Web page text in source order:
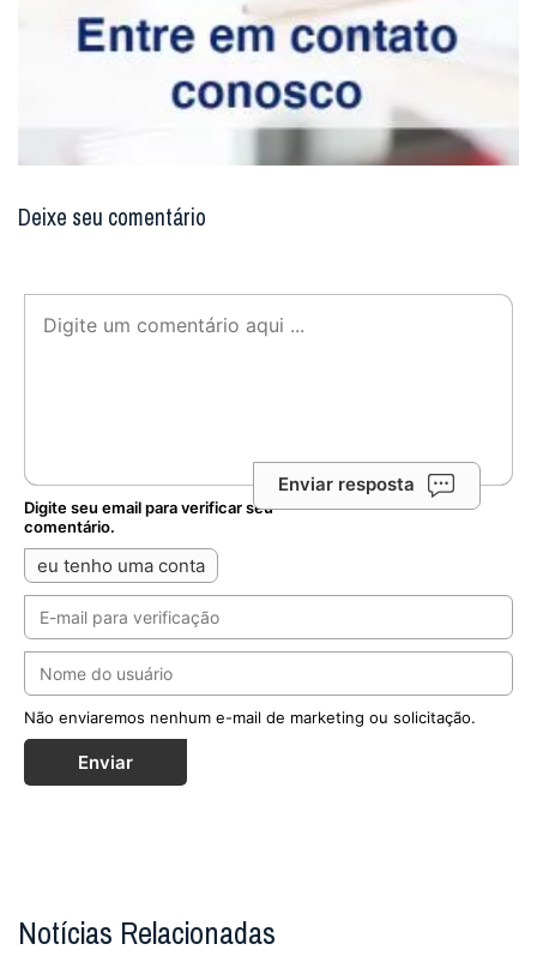
Deixe seu comentário
Enviar resposta
Digite seu email para verificar seu
comentário.
eu tenho uma conta
Não enviaremos nenhum e-mail de marketing ou solicitação.
Enviar
Notícias Relacionadas